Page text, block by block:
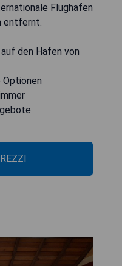
Flughafen
entfernt.
den Hafen von